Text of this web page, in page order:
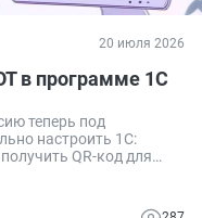
20 июля 2026
в программе 1С
теперь под
настроить 1С:
QR-код для